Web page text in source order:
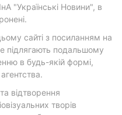
"Українські Новини", в
сайті з посиланням на
підлягають подальшому
в будь-якій формі,
відтворення
творів